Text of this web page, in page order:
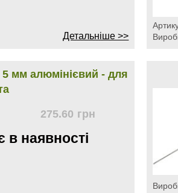
Детальніше >>
мм алюмінієвий - для
275.60 грн
в наявності